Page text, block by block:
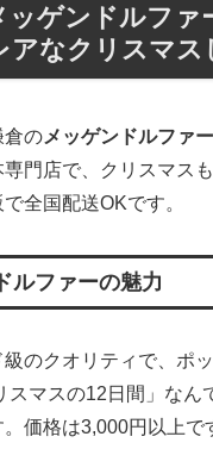
ッゲンドルファ
アなクリスマス
倉のメッゲンドルファー
専門店で、クリスマス
全国配送OKです。
ルファーの魅力
のクオリティで、ポ
スマスの12日間」なん
価格は3,000円以上で